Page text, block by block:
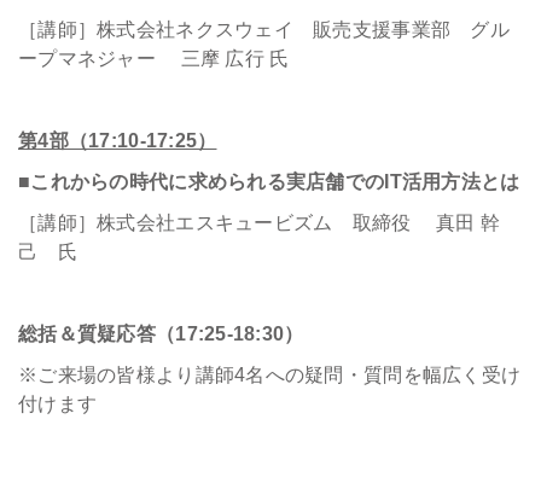
［講師］株式会社ネクスウェイ 販売支援事業部 グル
ープマネジャー 三摩 広行 氏
第4部（17:10-17:25）
■これからの時代に求められる実店舗でのIT活用方法とは
［講師］株式会社エスキュービズム 取締役 真田 幹
己 氏
総括＆質疑応答（17:25-18:30）
※ご来場の皆様より講師4名への疑問・質問を幅広く受け
付けます